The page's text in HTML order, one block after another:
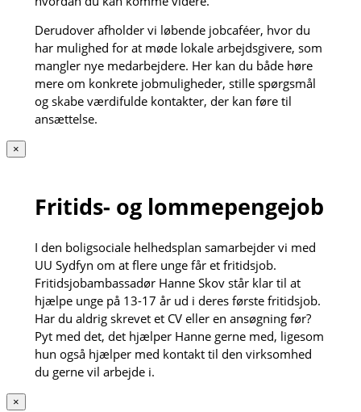
Derudover afholder vi løbende jobcaféer, hvor du
har mulighed for at møde lokale arbejdsgivere, som
mangler nye medarbejdere. Her kan du både høre
mere om konkrete jobmuligheder, stille spørgsmål
og skabe værdifulde kontakter, der kan føre til
ansættelse.
×
Fritids- og lommepengejob
I den boligsociale helhedsplan samarbejder vi med
UU Sydfyn om at flere unge får et fritidsjob.
Fritidsjobambassadør Hanne Skov står klar til at
hjælpe unge på 13-17 år ud i deres første fritidsjob.
Har du aldrig skrevet et CV eller en ansøgning før?
Pyt med det, det hjælper Hanne gerne med, ligesom
hun også hjælper med kontakt til den virksomhed
du gerne vil arbejde i.
×